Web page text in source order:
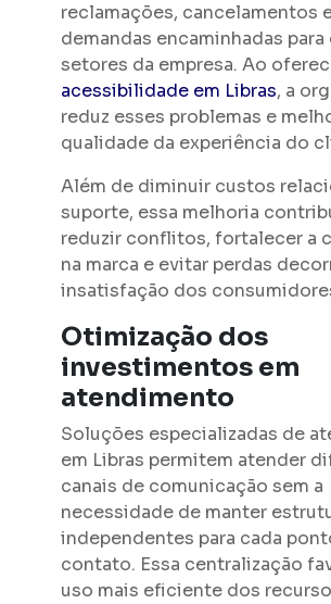
reclamações, cancelamentos
demandas encaminhadas
setores da empresa. Ao
acessibilidade em Libras, a
reduz esses problemas e
qualidade da experiência do
Além de diminuir custos
suporte, essa melhoria
reduzir conflitos, fortalecer a
na marca e evitar perdas
insatisfação dos
Otimização dos
investimentos em
atendimento
Soluções especializadas de
em Libras permitem atender
canais de comunicação sem a
necessidade de manter
independentes para cada
contato. Essa centralização
uso mais eficiente dos